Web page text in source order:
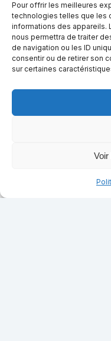
Pour offrir les meilleures
technologies telles que les
informations des appareils.
nous permettra de traiter
de navigation ou les ID
consentir ou de retirer son
sur certaines
Voir